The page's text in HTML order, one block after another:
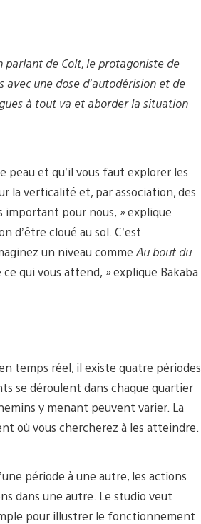
parlant de Colt, le protagoniste de
avec une dose d’autodérision et de
à tout va et aborder la situation
et qu’il vous faut explorer les
la verticalité et, par association, des
important pour nous, » explique
d’être cloué au sol. C’est
un niveau comme Au bout du
qui vous attend, » explique Bakaba
temps réel, il existe quatre périodes
se déroulent dans chaque quartier
y menant peuvent varier. La
où vous chercherez à les atteindre.
période à une autre, les actions
dans une autre. Le studio veut
pour illustrer le fonctionnement